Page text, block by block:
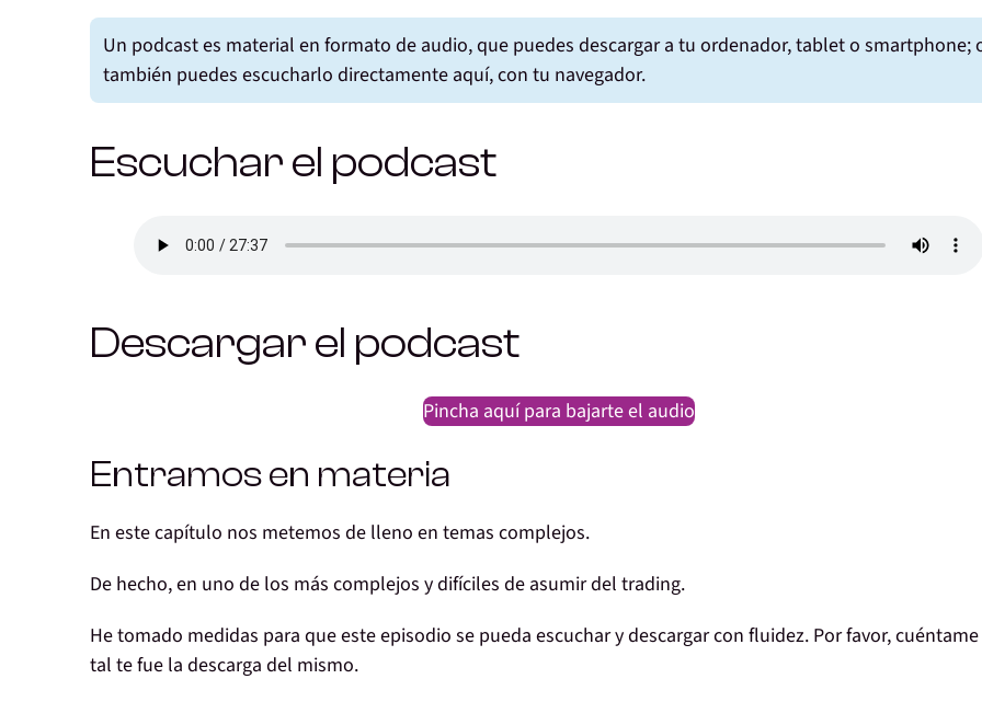
Un podcast es material en formato de audio, que puedes descargara tu ordenador, tablet o smartphone;
también puedes escucharlo directamente aquí, con tu navegador.
Escuchar el podcast
Descargar el podcast
Pincha aquí para bajarte el audio
Entramos en materia
En este capítulo nos metemos de lleno en temas complejos.
De hecho, en uno de los más complejos y difíciles de asumirdel trading.
He tomado medidas para que este episodio se pueda escuchar y descargarcon fluidez. Por favor,
tal te fue la descarga del mismo.